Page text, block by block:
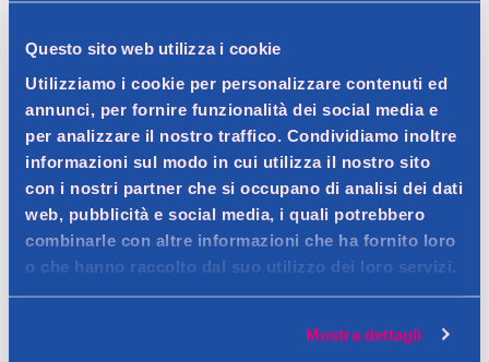
Questo sito web utilizza i cookie
Utilizziamo i cookie per personalizzare contenuti ed
annunci, per fornire funzionalità dei social media e
per analizzare il nostro traffico. Condividiamo inoltre
informazioni sul modo in cui utilizza il nostro sito
con i nostri partner che si occupano di analisi dei dati
web, pubblicità e social media, i quali potrebbero
combinarle con altre informazioni che ha fornito loro
o che hanno raccolto dal suo utilizzo dei loro servizi.
Mostra dettagli
Dettagli prodotto
Descrizione
INVIGO Nutri-Enrich con miscela Nutri-Enrich-Blend™: l’acido
Dettagli
Nutrimento profondo all’istante per capelli morbidi, gestibili e
facili da pettinare. La sua formula straordinariamente ricca